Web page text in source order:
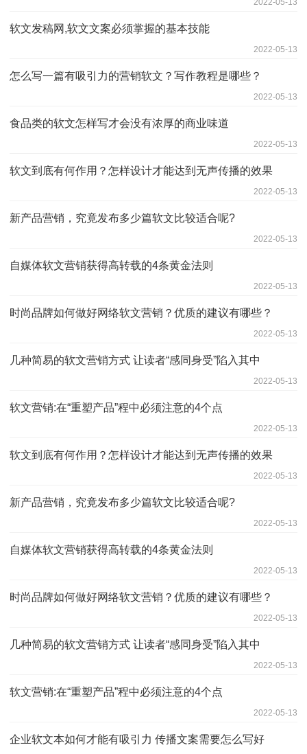
2022-05-13
软文发稿网,软文文案必须掌握的基本技能
2022-05-13
怎么写一篇有吸引力的营销软文？写作教程是哪些？
2022-05-13
食品类的软文怎样写才会没有浓厚的商业味道
2022-05-13
软文到底有何作用？怎样设计才能达到无声传播的效果
2022-05-13
新产品营销，究竟发布多少篇软文比较适合呢?
2022-05-13
自媒体软文营销获得高转载的4条黄金法则
2022-05-13
时尚品牌如何做好网络软文营销？优质的建议有哪些？
2022-05-13
几种简易的软文营销方式 让读者“感同身受”陷入其中
2022-05-13
软文营销:在“重塑产品”程中必须注意的4个点
2022-05-13
软文到底有何作用？怎样设计才能达到无声传播的效果
2022-05-13
新产品营销，究竟发布多少篇软文比较适合呢?
2022-05-13
自媒体软文营销获得高转载的4条黄金法则
2022-05-13
时尚品牌如何做好网络软文营销？优质的建议有哪些？
2022-05-13
几种简易的软文营销方式 让读者“感同身受”陷入其中
2022-05-13
软文营销:在“重塑产品”程中必须注意的4个点
2022-05-13
企业软文本如何才能有吸引力 传播文案需要怎么写好